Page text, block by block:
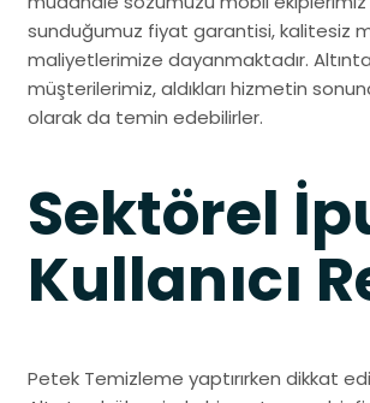
sunduğumuz fiyat garantisi, kalitesiz
maliyetlerimize dayanmaktadır.
müşterilerimiz, aldıkları hizmetin
olarak da temin edebilirler.
Sektörel
Kullanıcı
Petek Temizleme yaptırırken dikkat